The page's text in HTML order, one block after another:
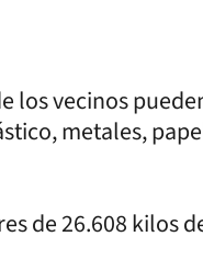
los vecinos
metales,
de 26.608 kilos